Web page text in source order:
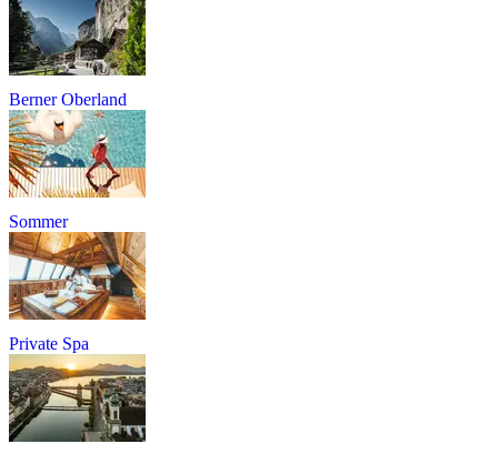
Berner Oberland
Sommer
Private Spa